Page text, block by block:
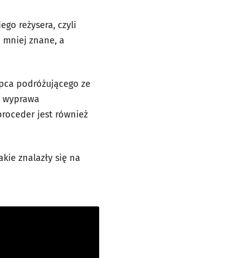
reżysera, czyli
mniej znane, a
podróżującego ze
jest również
znalazły się na